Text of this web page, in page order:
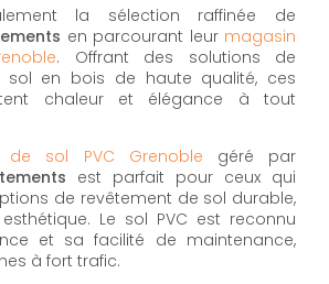
la sélection raffinée de
en parcourant leur magasin
. Offrant des solutions de
sol en bois de haute qualité, ces
chaleur et élégance à tout
de sol PVC Grenoble géré par
est parfait pour ceux qui
de revêtement de sol durable,
Le sol PVC est reconnu
et sa facilité de maintenance,
à fort trafic.